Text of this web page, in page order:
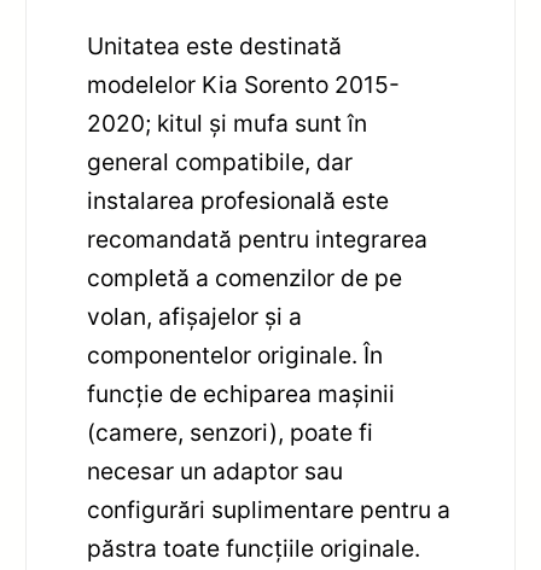
Unitatea este destinată
modelelor Kia Sorento 2015-
2020; kitul și mufa sunt în
general compatibile, dar
instalarea profesională este
recomandată pentru integrarea
completă a comenzilor de pe
volan, afișajelor și a
componentelor originale. În
funcție de echiparea mașinii
(camere, senzori), poate fi
necesar un adaptor sau
configurări suplimentare pentru a
păstra toate funcțiile originale.